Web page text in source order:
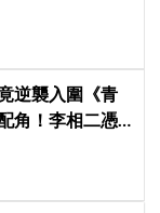
逆襲入圍《青
角！李相二憑